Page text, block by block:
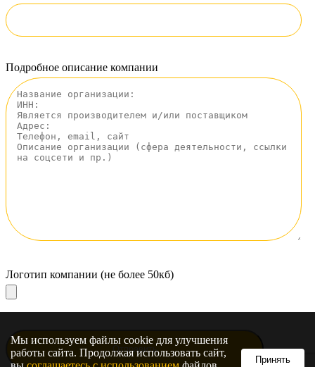
Мы используем файлы cookie для улучшения
работы сайта. Продолжая использовать сайт,
Принять
Подробное описание компании
Логотип компании (не более 50кб)